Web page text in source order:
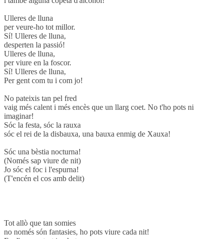
Ulleres de lluna
per veure-ho tot millor.
Sí! Ulleres de lluna,
desperten la passió!
Ulleres de lluna,
per viure en la foscor.
Sí! Ulleres de lluna,
Per gent com tu i com jo!
No pateixis tan pel fred
vaig més calent i més encès que un llarg coet. No t'ho pots ni
imaginar!
Sóc la festa, sóc la rauxa
sóc el rei de la disbauxa, una bauxa enmig de Xauxa!
Sóc una bèstia nocturna!
(Només sap viure de nit)
Jo sóc el foc i l'espurna!
(T'encén el cos amb delit)
Tot allò que tan somies
no només són fantasies, ho pots viure cada nit!